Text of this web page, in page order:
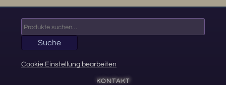
nach:
Suche
Cookie Einstellung bearbeiten
KONTAKT